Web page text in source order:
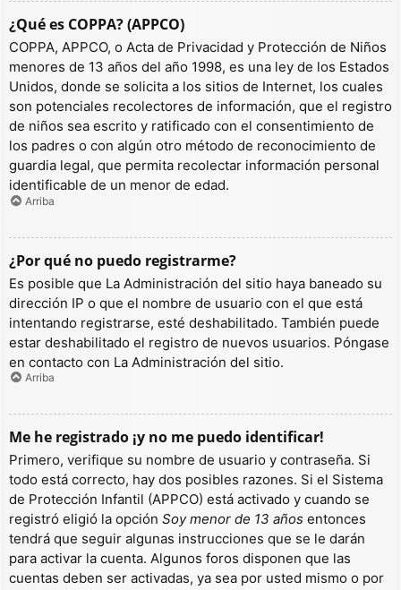
¿Qué es COPPA? (APPCO)
COPPA, APPCO, o Acta de Privacidad y Protección de Niños
menores de 13 años del año 1998, es una ley de los Estados
Unidos, donde se solicita a los sitios de Internet, los cuales
son potenciales recolectores de información, que el registro
de niños sea escrito y ratificado con el consentimiento de
los padres o con algún otro método de reconocimiento de
guardia legal, que permita recolectar información personal
identificable de un menor de edad.
Arriba
¿Por qué no puedo registrarme?
Es posible que La Administración del sitio haya baneado su
dirección IP o que el nombre de usuario con el que está
intentando registrarse, esté deshabilitado. También puede
estar deshabilitado el registro de nuevos usuarios. Póngase
en contacto con La Administración del sitio.
Arriba
Me he registrado ¡y no me puedo identificar!
Primero, verifique su nombre de usuario y contraseña. Si
todo está correcto, hay dos posibles razones. Si el Sistema
de Protección Infantil (APPCO) está activado y cuando se
registró eligió la opción Soy menor de 13 años entonces
tendrá que seguir algunas instrucciones que se le darán
para activar la cuenta. Algunos foros disponen que las
cuentas deben ser activadas, ya sea por usted mismo o por